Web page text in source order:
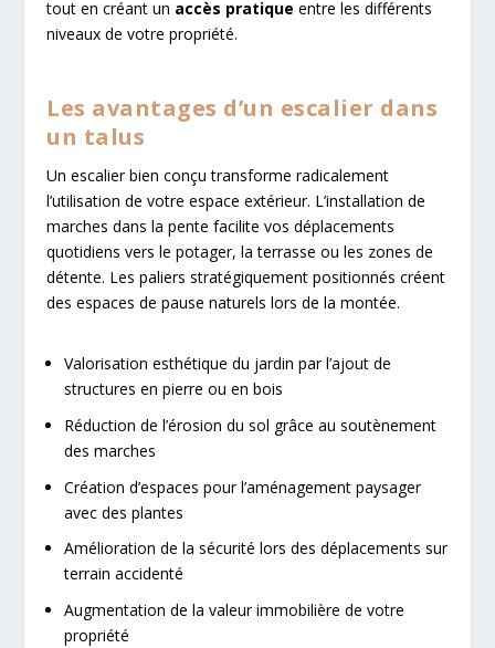
tout en créant un accès pratique entre les différents
niveaux de votre propriété.
Les avantages d’un escalier dans
un talus
Un escalier bien conçu transforme radicalement
l’utilisation de votre espace extérieur. L’installation de
marches dans la pente facilite vos déplacements
quotidiens vers le potager, la terrasse ou les zones de
détente. Les paliers stratégiquement positionnés créent
des espaces de pause naturels lors de la montée.
Valorisation esthétique du jardin par l’ajout de
structures en pierre ou en bois
Réduction de l’érosion du sol grâce au soutènement
des marches
Création d’espaces pour l’aménagement paysager
avec des plantes
Amélioration de la sécurité lors des déplacements sur
terrain accidenté
Augmentation de la valeur immobilière de votre
propriété